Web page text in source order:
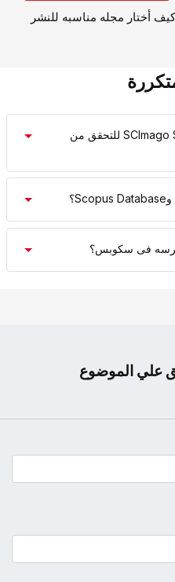
کیف أختار مجله مناسبه للنشر
هل یمکن الاعتماد على موقع SCImago SJR للتحقق من
فی سکوبس؟
علي الموضوع